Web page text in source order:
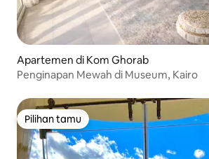
Apartemen di Kom Ghorab
Penginapan Mewah di Museum, Kairo
Pilihan tamu
Pilihan tamu